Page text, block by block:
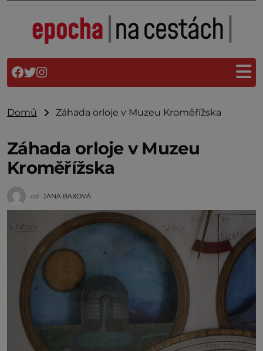
Domů Záhada orloje v Muzeu Kroměřížska
Záhada orloje v Muzeu
Kroměřížska
od JANA BAXOVÁ